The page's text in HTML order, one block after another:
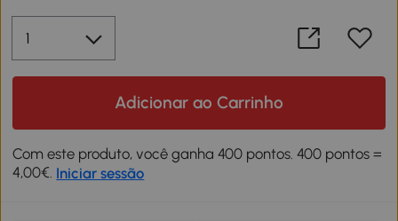
Adicionar ao Carrinho
Com este produto, você ganha 400 pontos. 400 pontos =
4,00€. Iniciar sessão